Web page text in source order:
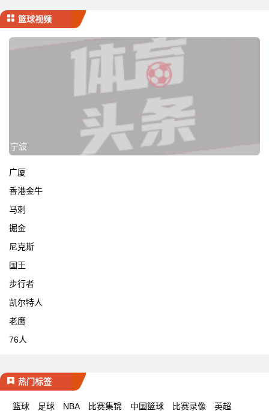
篮球视频
宁波
广厦
香港金牛
马刺
掘金
尼克斯
国王
步行者
凯尔特人
老鹰
76人
热门标签
篮球 足球 NBA 比赛集锦 中国篮球 比赛录像 英超